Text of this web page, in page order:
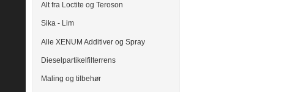
Alt fra Loctite og Teroson
Sika - Lim
Alle XENUM Additiver og Spray
Dieselpartikelfilterrens
Maling og tilbehør